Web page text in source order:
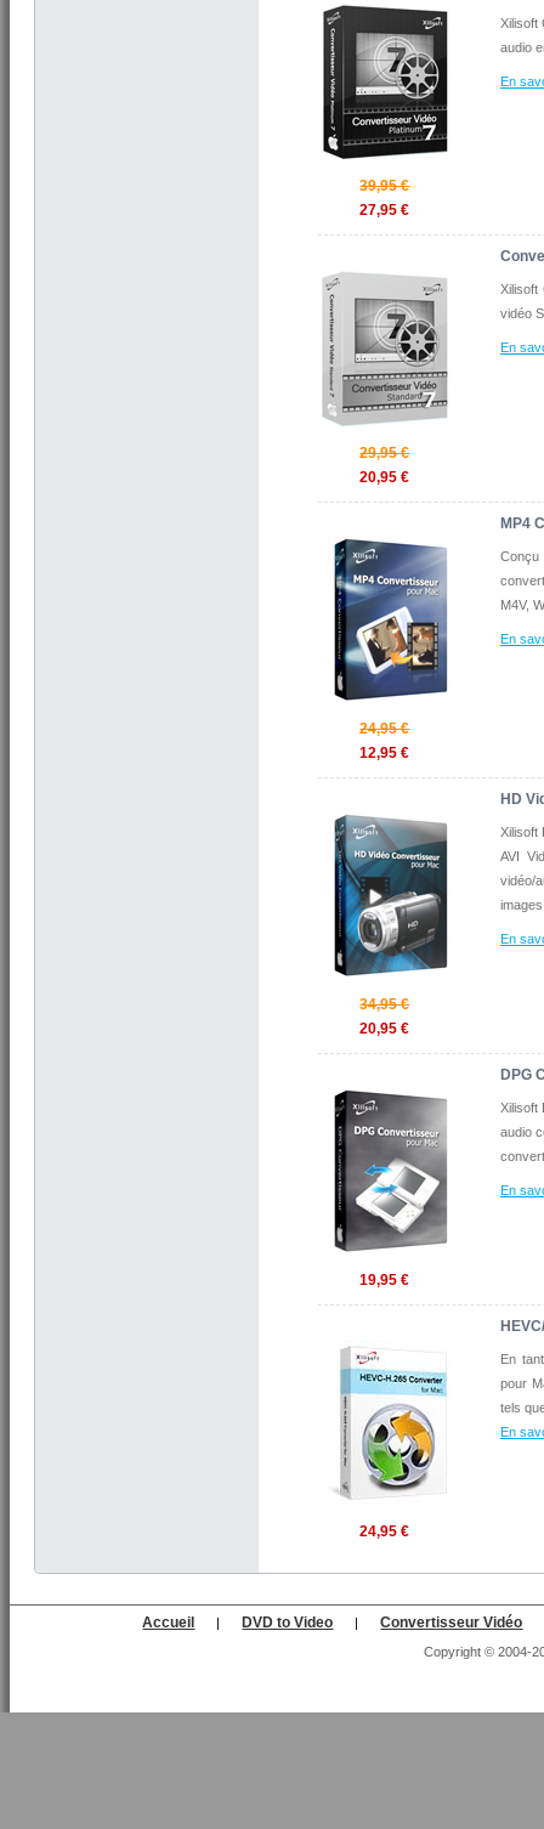
39,95 €
27,95 €
Xilisoft
audio
En
29,95 €
20,95 €
Xilisoft
vidéo
En
24,95 €
12,95 €
MP4
M4V,
En
34,95 €
20,95 €
HD
Xilisoft
AVI
vidéo/
En
19,95 €
DPG
Xilisoft
audio
En
24,95 €
En
pour
tels
En
Accueil | DVD to Video | Convertisseur Vidéo
Copyright © 2004-